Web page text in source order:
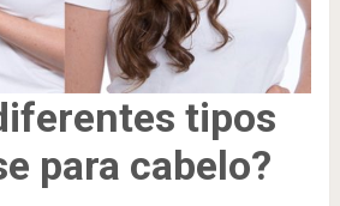
tipos
para cabelo?